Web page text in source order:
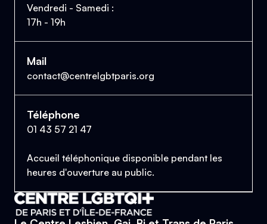
Vendredi - Samedi :
17h - 19h
Mail
contact@centrelgbtparis.org
Téléphone
01 43 57 21 47
Accueil téléphonique disponible pendant les
heures d'ouverture au public.